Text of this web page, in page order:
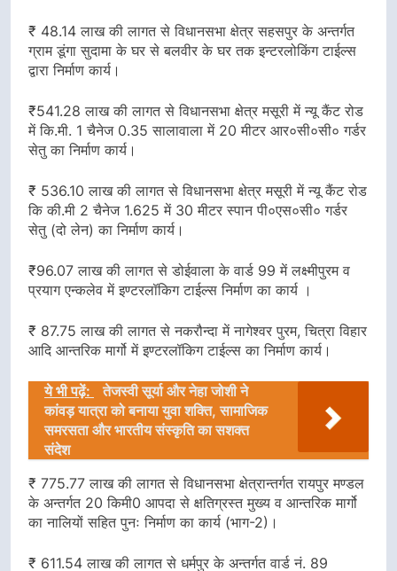
₹ 48.14 लाख की लागत से विधानसभा क्षेत्र सहसपुर के अन्तर्गत
ग्राम डूंगा सुदामा के घर से बलवीर के घर तक इन्टरलोकिंग टाईल्स
द्वारा निर्माण कार्य।
₹541.28 लाख की लागत से विधानसभा क्षेत्र मसूरी में न्यू कैंट रोड
में कि.मी. 1 चैनेज 0.35 सालावाला में 20 मीटर आर०सी०सी० गर्डर
सेतु का निर्माण कार्य।
₹ 536.10 लाख की लागत से विधानसभा क्षेत्र मसूरी में न्यू कैंट रोड
कि की.मी 2 चैनेज 1.625 में 30 मीटर स्पान पी०एस०सी० गर्डर
सेतु (दो लेन) का निर्माण कार्य।
₹96.07 लाख की लागत से डोईवाला के वार्ड 99 में लक्ष्मीपुरम व
प्रयाग एन्कलेव में इण्टरलॉकिग टाईल्स निर्माण का कार्य ।
₹ 87.75 लाख की लागत से नकरौन्दा में नागेश्वर पुरम, चित्रा विहार
आदि आन्तरिक मार्गो में इण्टरलॉकिग टाईल्स का निर्माण कार्य।
ये भी पढ़ें:
तेजस्वी सूर्या और नेहा जोशी ने
कांवड़ यात्रा को बनाया युवा शक्ति, सामाजिक
समरसता और भारतीय संस्कृति का सशक्त
संदेश
₹ 775.77 लाख की लागत से विधानसभा क्षेत्रान्तर्गत रायपुर मण्डल
के अन्तर्गत 20 किमी0 आपदा से क्षतिग्रस्त मुख्य व आन्तरिक मार्गो
का नालियों सहित पुनः निर्माण का कार्य (भाग-2)।
₹ 611.54 लाख की लागत से धर्मपुर के अन्तर्गत वार्ड नं. 89